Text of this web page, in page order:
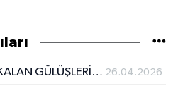
GÜLÜŞLERİ… 26.04.2026